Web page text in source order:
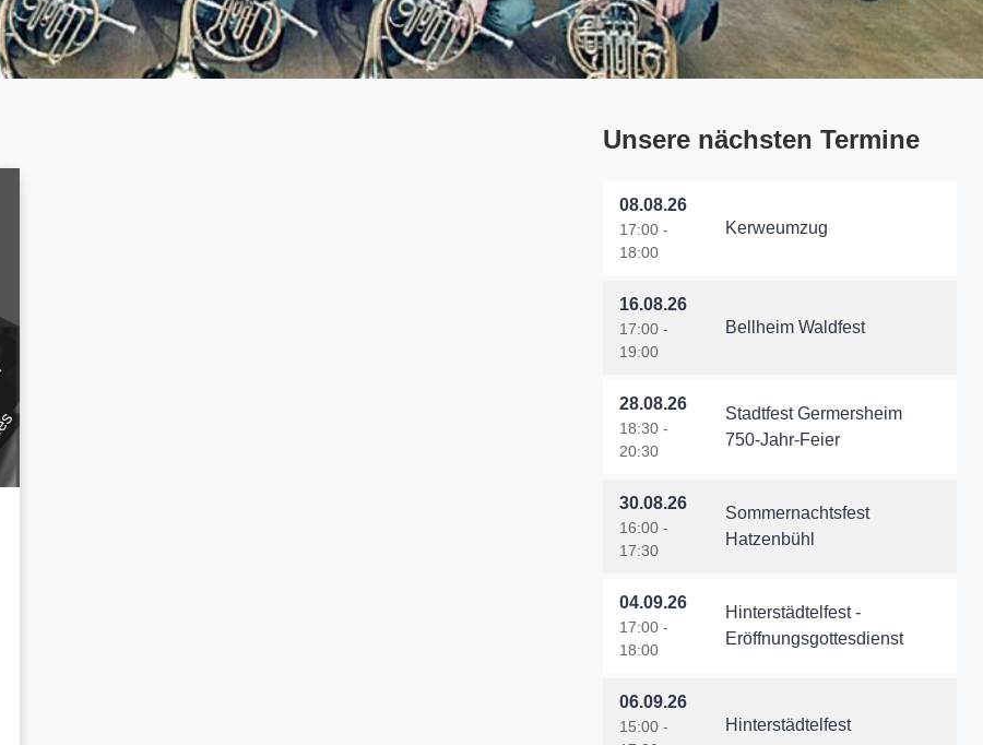
Unsere nächsten Termine
08.08.26
17:00 -
18:00
Kerweumzug
16.08.26
17:00 -
19:00
Bellheim Waldfest
28.08.26
18:30 -
20:30
Stadtfest Germersheim
750-Jahr-Feier
30.08.26
16:00 -
17:30
Sommernachtsfest
Hatzenbühl
04.09.26
17:00 -
18:00
Hinterstädtelfest -
Eröffnungsgottesdienst
06.09.26
15:00 -
Hinterstädtelfest